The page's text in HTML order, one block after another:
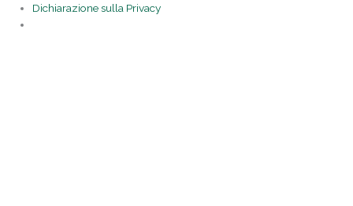
Dichiarazione sulla Privacy